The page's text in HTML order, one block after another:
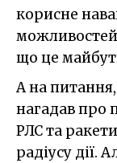
корисне
можливостей
що це
А на
нагадав про
РЛС та
радіусу дії.